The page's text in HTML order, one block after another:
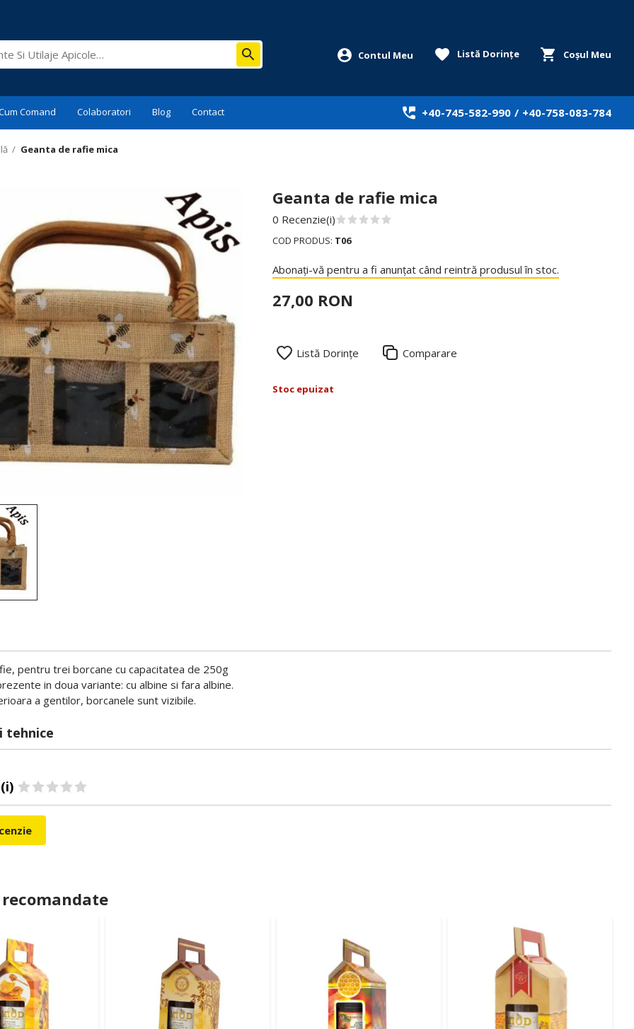
Coșul Meu
Listă Dorințe
Comand Colaboratori Blog Contact +40-745-582-990 / +40-758-083-784
/ Geanta de rafie mica
Geanta de rafie mica
0 Recenzie(i)
COD PRODUS: T06
Abonați-vă pentru a fi anunțat când reintră produsul în stoc.
27,00 RON
Listă Dorințe Comparare
Stoc epuizat
pentru trei borcane cu capacitatea de 250g
in doua variante: cu albine si fara albine.
a gentilor, borcanele sunt vizibile.
tehnice
recomandate